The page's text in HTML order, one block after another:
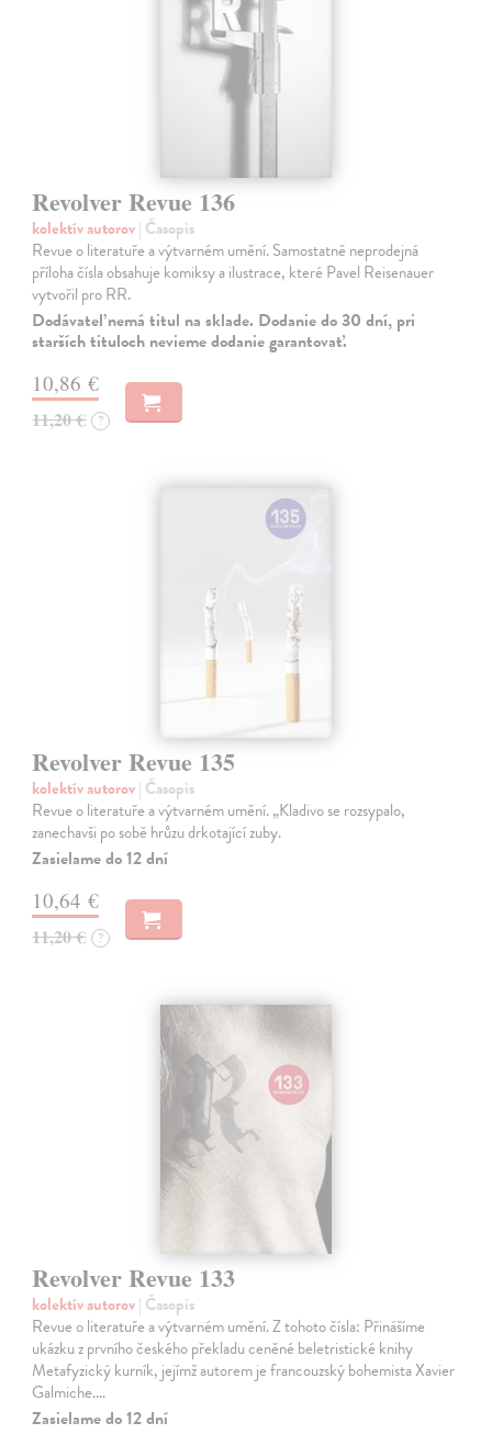
Revolver Revue 136
kolektív autorov| Časopis
Revue o literatuře a výtvarném umění. Samostatně neprodejná
příloha čísla obsahuje komiksy a ilustrace, které Pavel Reisenauer
vytvořil pro RR.
Dodávateľ nemá titul na sklade. Dodanie do 30 dní, pri
starších tituloch nevieme dodanie garantovať.
10,86 €
11,20 € ?
Revolver Revue 135
kolektív autorov| Časopis
Revue o literatuře a výtvarném umění. „Kladivo se rozsypalo,
zanechavši po sobě hrůzu drkotající zuby.
Zasielame do 12 dní
10,64 €
11,20 € ?
Revolver Revue 133
kolektív autorov| Časopis
Revue o literatuře a výtvarném umění. Z tohoto čísla: Přinášíme
ukázku z prvního českého překladu ceněné beletristické knihy
Metafyzický kurník, jejímž autorem je francouzský bohemista Xavier
Galmiche.…
Zasielame do 12 dní